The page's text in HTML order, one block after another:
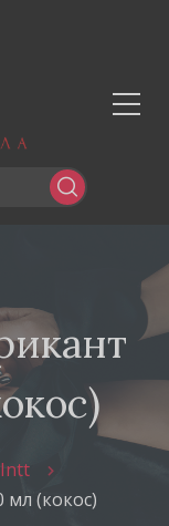
Intt
(кокос)